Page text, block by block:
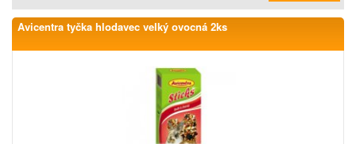
Avicentra tyčka hlodavec velký ovocná 2ks